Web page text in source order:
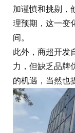
加谨慎和挑剔，
理预期，这一变
间。
此外，商超开发
力，但缺乏品牌
的机遇，当然也